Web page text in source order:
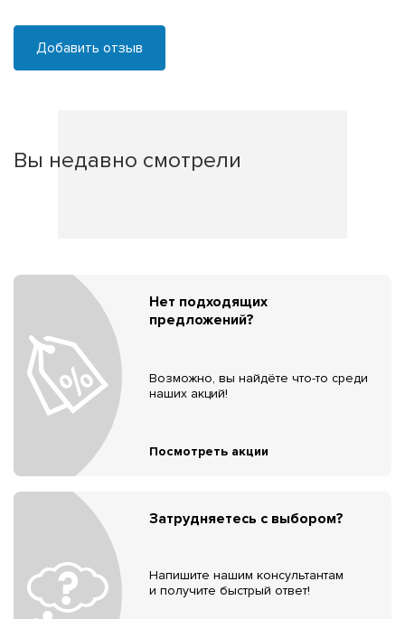
Добавить отзыв
Вы недавно смотрели
Нет подходящих
предложений?
Возможно, вы найдёте что-то среди
наших акций!
Посмотреть акции
Затрудняетесь с выбором?
Напишите нашим консультантам
и получите быстрый ответ!